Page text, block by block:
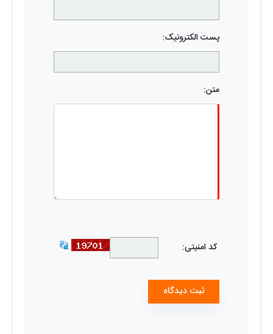
پست الکترونیک:
متن:
کد امنیتی: